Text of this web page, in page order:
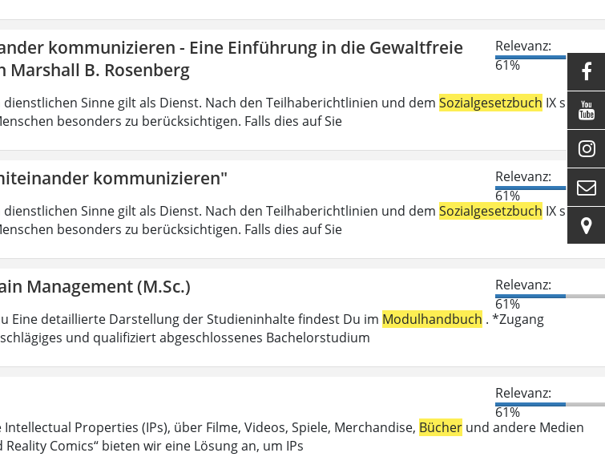
kommunizieren - Eine Einführung in die Gewaltfreie
B. Rosenberg
Relevanz:
61%
Sinne gilt als Dienst. Nach den Teilhaberichtlinien und dem Sozialgesetzbuch IX sind
besonders zu berücksichtigen. Falls dies auf Sie
kommunizieren"
Relevanz:
61%
Sinne gilt als Dienst. Nach den Teilhaberichtlinien und dem Sozialgesetzbuch IX sind
besonders zu berücksichtigen. Falls dies auf Sie
Management (M.Sc.)
Relevanz:
61%
Eine detaillierte Darstellung der Studieninhalte findest Du im Modulhandbuch . *Zugang
und qualifiziert abgeschlossenes Bachelorstudium
Relevanz:
61%
Properties (IPs), über Filme, Videos, Spiele, Merchandise, Bücher und andere Medien
Comics“ bieten wir eine Lösung an, um IPs




